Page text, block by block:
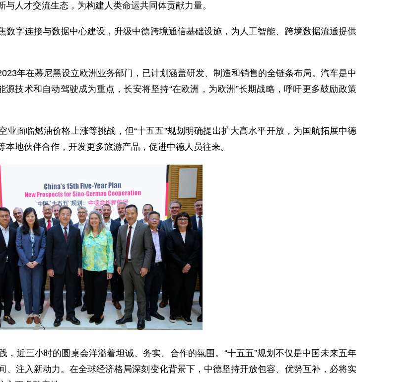
人才交流生态，为构建人类命运共同体贡献力量。
数字连接与数据中心建设，升级中德跨境通信基础设施，为人工智能、跨境数据流通提供
年在慕尼黑设立欧洲业务部门，已计划涵盖研发、制造和销售的全链条布局。汽车是中
源技术和自动驾驶成为重点，长安将坚持“在欧洲，为欧洲”长期战略，呼吁更多鼓励政策
业面临燃油价格上涨等挑战，但“十五五”规划明确提出扩大高水平开放，为国航拓展中德
地伙伴合作，开发更多旅游产品，促进中德人员往来。
，近三小时的圆桌会洋溢着坦诚、务实、合作的氛围。“十五五”规划不仅是中国未来五年
注入新动力。在全球经济格局深刻变化背景下，中德坚持开放包容、优势互补，必将实